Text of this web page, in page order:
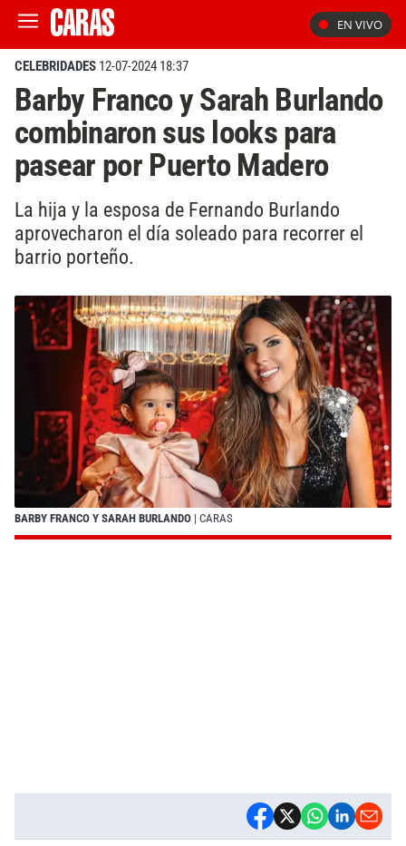
EN VIVO
CELEBRIDADES 12-07-2024 18:37
Barby Franco y Sarah Burlando
combinaron sus looks para
pasear por Puerto Madero
La hija y la esposa de Fernando Burlando
aprovecharon el día soleado para recorrer el
barrio porteño.
BARBY FRANCO Y SARAH BURLANDO | CARAS